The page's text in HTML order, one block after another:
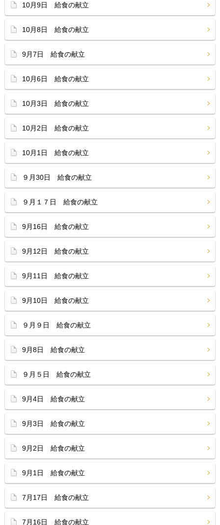
10月9日 給食の献立
10月8日 給食の献立
9月7日 給食の献立
10月6日 給食の献立
10月3日 給食の献立
10月2日 給食の献立
10月1日 給食の献立
９月30日 給食の献立
９月１７日 給食の献立
9月16日 給食の献立
9月12日 給食の献立
9月11日 給食の献立
9月10日 給食の献立
９月９日 給食の献立
9月8日 給食の献立
９月５日 給食の献立
9月4日 給食の献立
9月3日 給食の献立
9月2日 給食の献立
9月1日 給食の献立
7月17日 給食の献立
7月16日 給食の献立